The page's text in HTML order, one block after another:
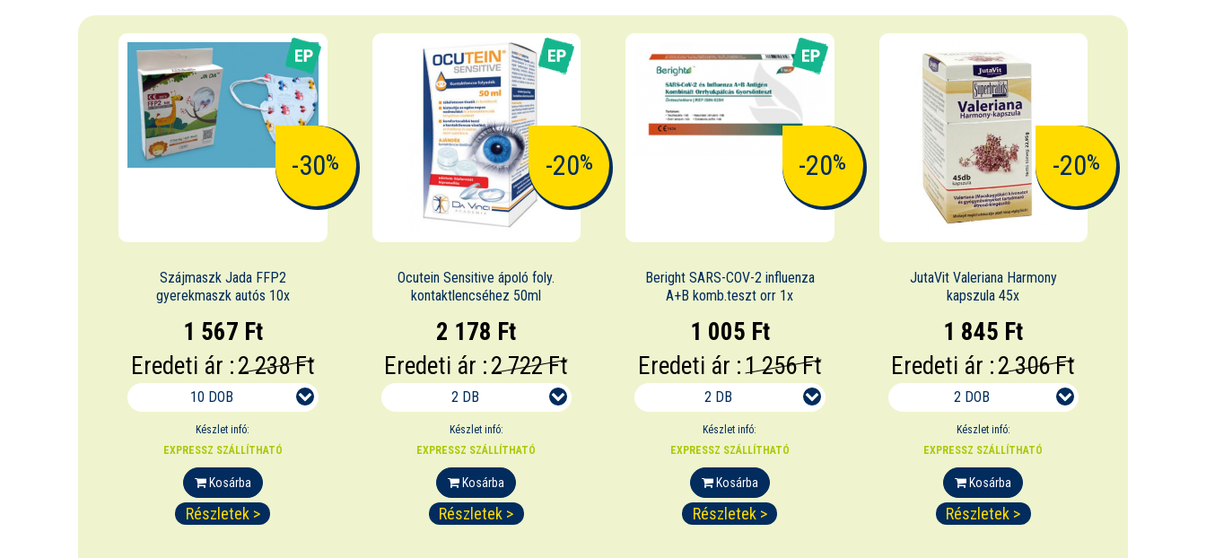
-30%
Szájmaszk Jada FFP2
gyerekmaszk autós 10x
1 567 Ft
Eredeti ár :2 238 Ft
10 DOB
Készlet infó:
EXPRESSZ SZÁLLÍTHATÓ
Kosárba
Részletek >
-20%
Ocutein Sensitive ápoló foly.
kontaktlencséhez 50ml
2 178 Ft
Eredeti ár :2 722 Ft
2 DB
Készlet infó:
EXPRESSZ SZÁLLÍTHATÓ
Kosárba
Részletek >
-20%
Beright SARS-COV-2 influenza
A+B komb.teszt orr 1x
1 005 Ft
Eredeti ár :1 256 Ft
2 DB
Készlet infó:
EXPRESSZ SZÁLLÍTHATÓ
Kosárba
Részletek >
-20%
JutaVit Valeriana Harmony
kapszula 45x
1 845 Ft
Eredeti ár :2 306 Ft
2 DOB
Készlet infó:
EXPRESSZ SZÁLLÍTHATÓ
Kosárba
Részletek >